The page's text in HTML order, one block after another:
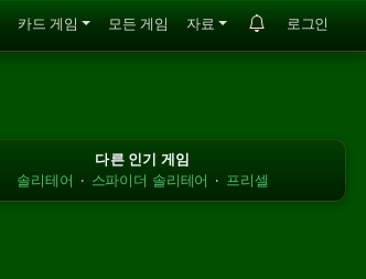
카드 게임 모든 게임 자료 로그인
다른 인기 게임
솔리테어 · 스파이더 솔리테어 · 프리셀